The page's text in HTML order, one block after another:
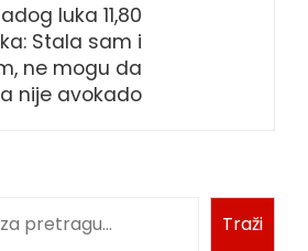
luka 11,80
Stala sam i
ne mogu da
nije avokado
Traži